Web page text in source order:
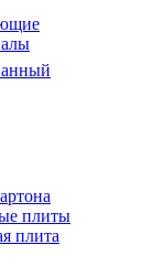
плиты
плита